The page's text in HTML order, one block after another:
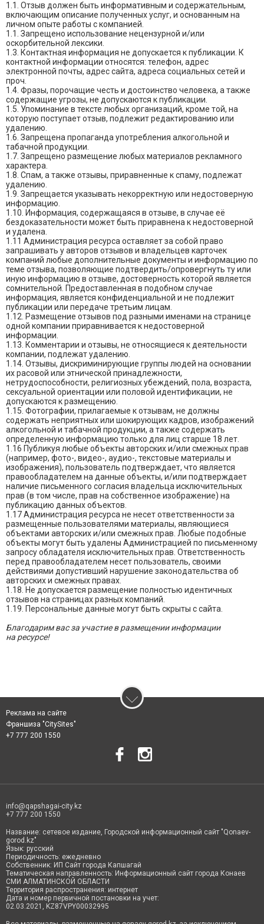
1.1. Отзыв должен быть информативным и содержательным,
включающим описание полученных услуг, и основанным на
личном опыте работы с компанией.
1.1. Запрещено использование нецензурной и/или
оскорбительной лексики.
1.3. Контактная информация не допускается к публикации. К
контактной информации относятся: телефон, адрес
электронной почты, адрес сайта, адреса социальных сетей и
проч.
1.4. Фразы, порочащие честь и достоинство человека, а также
содержащие угрозы, не допускаются к публикации.
1.5. Упоминание в тексте любых организаций, кроме той, на
которую поступает отзыв, подлежит редактированию или
удалению.
1.6. Запрещена пропаганда употребления алкогольной и
табачной продукции.
1.7. Запрещено размещение любых материалов рекламного
характера.
1.8. Спам, а также отзывы, приравненные к спаму, подлежат
удалению.
1.9. Запрещается указывать некорректную или недостоверную
информацию.
1.10. Информация, содержащаяся в отзыве, в случае её
бездоказательности может быть приравнена к недостоверной
и удалена.
1.11 Администрация ресурса оставляет за собой право
запрашивать у авторов отзывов и владельцев карточек
компаний любые дополнительные документы и информацию по
теме отзыва, позволяющие подтвердить/опровергнуть ту или
иную информацию в отзыве, достоверность которой является
сомнительной. Предоставленная в подобном случае
информация, является конфиденциальной и не подлежит
публикации или передаче третьим лицам.
1.12. Размещение отзывов под разными именами на странице
одной компании приравнивается к недостоверной
информации.
1.13. Комментарии и отзывы, не относящиеся к деятельности
компании, подлежат удалению.
1.14. Отзывы, дискриминирующие группы людей на основании
их расовой или этнической принадлежности,
нетрудоспособности, религиозных убеждений, пола, возраста,
сексуальной ориентации или половой идентификации, не
допускаются к размещению.
1.15. Фотографии, прилагаемые к отзывам, не должны
содержать неприятных или шокирующих кадров, изображений
алкогольной и табачной продукции, а также содержать
определенную информацию только для лиц старше 18 лет.
1.16 Публикуя любые объекты авторских и/или смежных прав
(например, фото-, видео-, аудио-, текстовые материалы и
изображения), пользователь подтверждает, что является
правообладателем на данные объекты, и/или подтверждает
наличие письменного согласия владельца исключительных
прав (в том числе, прав на собственное изображение) на
публикацию данных объектов.
1.17 Администрация ресурса не несет ответственности за
размещенные пользователями материалы, являющиеся
объектами авторских и/или смежных прав. Любые подобные
объекты могут быть удалены Администрацией по письменному
запросу обладателя исключительных прав. Ответственность
перед правообладателем несет пользователь, своими
действиями допустивший нарушение законодательства об
авторских и смежных правах.
1.18. Не допускается размещение полностью идентичных
отзывов на страницах разных компаний.
1.19. Персональные данные могут быть скрыты с сайта.
Благодарим вас за участие в размещении информации
на ресурсе!
Реклама на сайте
Франшиза "CitySites"
+7 777 200 1550
info@qapshagai-city.kz
+7 777 200 1550
Название: сетевое издание, Городской информационный сайт "Qonaev-
gorod.kz"
Язык: русский
Периодичность: ежедневно
Собственник: ИП Сайт города Капшагай
Тематическая направленность: Информационный сайт города Конаев
СМИ АЛМАТИНСКОЙ ОБЛАСТИ
Территория распространения: интернет
Дата и номер первичной постановки на учет:
02.03.2021, KZ87VPY00032995